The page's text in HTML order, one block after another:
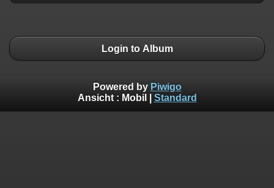
Login to Album
Powered by Piwigo
Ansicht : Mobil Standard